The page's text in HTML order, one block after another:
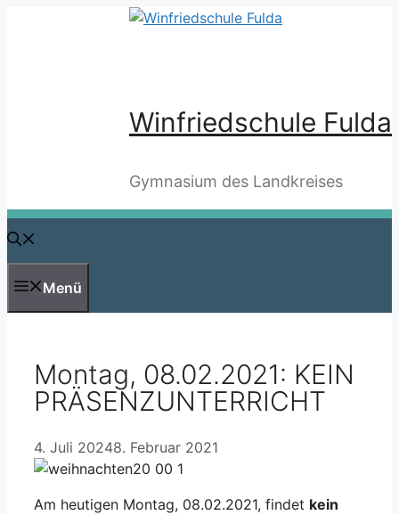
Winfriedschule Fulda
Gymnasium des Landkreises
Menü
Montag, 08.02.2021: KEIN
PRÄSENZUNTERRICHT
4. Juli 20248. Februar 2021
Am heutigen Montag, 08.02.2021, findet kein